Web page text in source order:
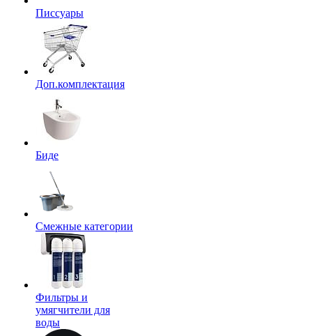
Писсуары
Доп.комплектация
Биде
Смежные категории
Фильтры и
умягчители для
воды